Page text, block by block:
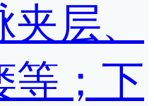
层、
等；下